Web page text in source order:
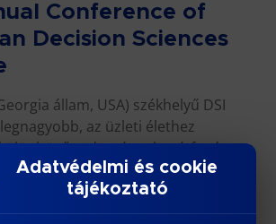
Conference of
Decision Sciences
állam, USA) székhelyű DSI
az üzleti élethez
tudományokat átfogó
amelyben elméleti és gyakorlati
a tudomány eszközeivel keresik
Adatvédelmi és cookie
tájékoztató